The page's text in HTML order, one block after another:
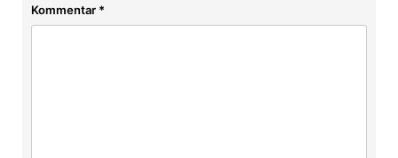
Kommentar *